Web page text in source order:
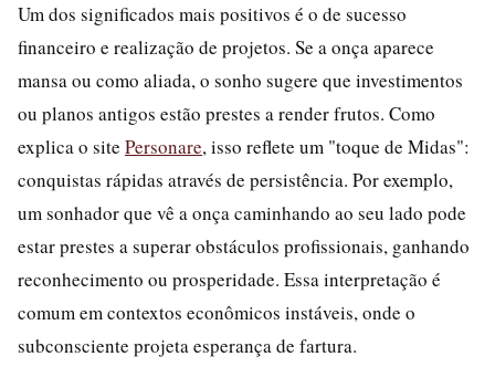
Um dos significados mais positivos é o de sucesso
financeiro e realização de projetos. Se a onça aparece
mansa ou como aliada, o sonho sugere que investimentos
ou planos antigos estão prestes a render frutos. Como
explica o site Personare, isso reflete um "toque de Midas":
conquistas rápidas através de persistência. Por exemplo,
um sonhador que vê a onça caminhando ao seu lado pode
estar prestes a superar obstáculos profissionais, ganhando
reconhecimento ou prosperidade. Essa interpretação é
comum em contextos econômicos instáveis, onde o
subconsciente projeta esperança de fartura.